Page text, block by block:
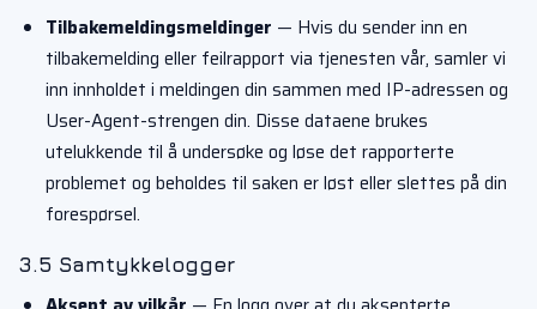
Tilbakemeldingsmeldinger — Hvis du sender inn en
tilbakemelding eller feilrapport via tjenesten vår, samler vi
inn innholdet i meldingen din sammen med IP-adressen og
User-Agent-strengen din. Disse dataene brukes
utelukkende til å undersøke og løse det rapporterte
problemet og beholdes til saken er løst eller slettes på din
forespørsel.
3.5 Samtykkelogger